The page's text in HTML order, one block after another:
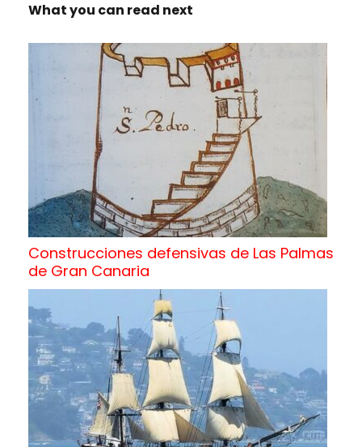
What you can read next
Construcciones defensivas de Las Palmas
de Gran Canaria